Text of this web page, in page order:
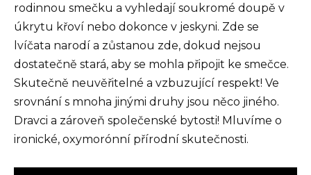
rodinnou smečku a vyhledají soukromé doupě v
úkrytu křoví nebo dokonce v jeskyni. Zde se
lvíčata narodí a zůstanou zde, dokud nejsou
dostatečně stará, aby se mohla připojit ke smečce.
Skutečně neuvěřitelné a vzbuzující respekt! Ve
srovnání s mnoha jinými druhy jsou něco jiného.
Dravci a zároveň společenské bytosti! Mluvíme o
ironické, oxymorónní přírodní skutečnosti.